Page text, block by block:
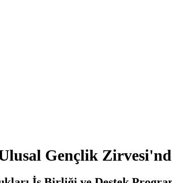
Gençlik